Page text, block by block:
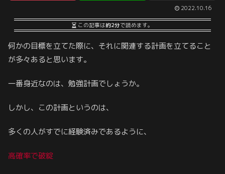
2022.10.16
この記事は約2分で読めます。
何かの目標を立てた際に、それに関連する計画を立てること
が多々あると思います。
一番身近なのは、勉強計画でしょうか。
しかし、この計画というのは、
多くの人がすでに経験済みであるように、
高確率で破綻